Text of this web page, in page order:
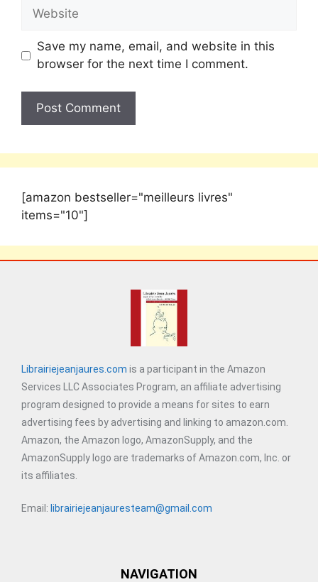
Save my name, email, and website in this
browser for the next time I comment.
[amazon bestseller="meilleurs livres"
items="10"]
Librairiejeanjaures.com is a participant in the Amazon
Services LLC Associates Program, an affiliate advertising
program designed to provide a means for sites to earn
advertising fees by advertising and linking to amazon.com.
Amazon, the Amazon logo, AmazonSupply, and the
AmazonSupply logo are trademarks of Amazon.com, Inc. or
its affiliates.
Email: librairiejeanjauresteam@gmail.com
NAVIGATION